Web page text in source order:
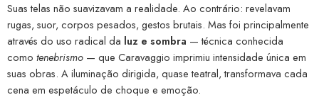
Suas telas não suavizavam a realidade. Ao contrário: revelavam
rugas, suor, corpos pesados, gestos brutais. Mas foi principalmente
através do uso radical da luz e sombra — técnica conhecida
como tenebrismo — que Caravaggio imprimiu intensidade única em
suas obras. A iluminação dirigida, quase teatral, transformava cada
cena em espetáculo de choque e emoção.